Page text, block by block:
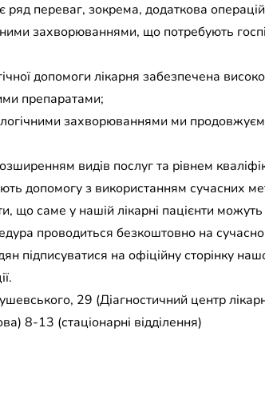
ряд переваг, зокрема, додаткова
захворюваннями, що потребують
допомоги лікарня забезпечена
препаратами;
захворюваннями ми
видів послуг та рівнем
допомогу з використанням сучасних
що саме у нашій лікарні пацієнти
проводиться безкоштовно на
підписуватися на офіційну сторінку
29 (Діагностичний центр
8-13 (стаціонарні відділення)